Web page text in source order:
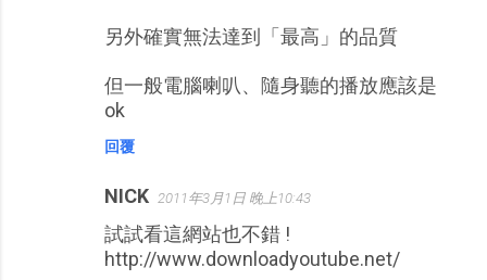
另外確實無法達到「最高」的品質
但一般電腦喇叭、隨身聽的播放應該是
ok
回覆
NICK 2011年3月1日 晚上10:43
試試看這網站也不錯 !
http://www.downloadyoutube.net/